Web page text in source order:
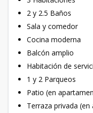
2 y 2.5 Baños
Sala y comedor
Cocina moderna
Balcón amplio
Habitación de
1 y 2 Parqueos
Patio (en
Terraza privada